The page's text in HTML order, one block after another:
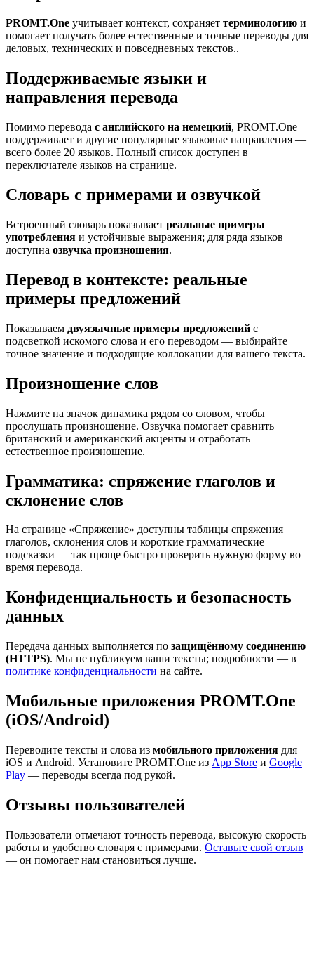
PROMT.One учитывает контекст, сохраняет терминологию и
помогает получать более естественные и точные переводы для
деловых, технических и повседневных текстов..
Поддерживаемые языки и
направления перевода
Помимо перевода с английского на немецкий, PROMT.One
поддерживает и другие популярные языковые направления —
всего более 20 языков. Полный список доступен в
переключателе языков на странице.
Словарь с примерами и озвучкой
Встроенный словарь показывает реальные примеры
употребления и устойчивые выражения; для ряда языков
доступна озвучка произношения.
Перевод в контексте: реальные
примеры предложений
Показываем двуязычные примеры предложений с
подсветкой искомого слова и его переводом — выбирайте
точное значение и подходящие коллокации для вашего текста.
Произношение слов
Нажмите на значок динамика рядом со словом, чтобы
прослушать произношение. Озвучка помогает сравнить
британский и американский акценты и отработать
естественное произношение.
Грамматика: спряжение глаголов и
склонение слов
На странице «Спряжение» доступны таблицы спряжения
глаголов, склонения слов и короткие грамматические
подсказки — так проще быстро проверить нужную форму во
время перевода.
Конфиденциальность и безопасность
данных
Передача данных выполняется по защищённому соединению
(HTTPS). Мы не публикуем ваши тексты; подробности — в
политике конфиденциальности на сайте.
Мобильные приложения PROMT.One
(iOS/Android)
Переводите тексты и слова из мобильного приложения для
iOS и Android. Установите PROMT.One из App Store и Google
Play — переводы всегда под рукой.
Отзывы пользователей
Пользователи отмечают точность перевода, высокую скорость
работы и удобство словаря с примерами. Оставьте свой отзыв
— он помогает нам становиться лучше.